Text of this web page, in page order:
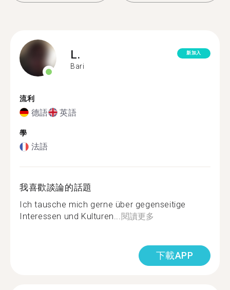
L.
Bari
新加入
流利
德語 英語
學
法語
我喜歡談論的話題
Ich tausche mich gerne über gegenseitige
Interessen und Kulturen...閱讀更多
下載APP